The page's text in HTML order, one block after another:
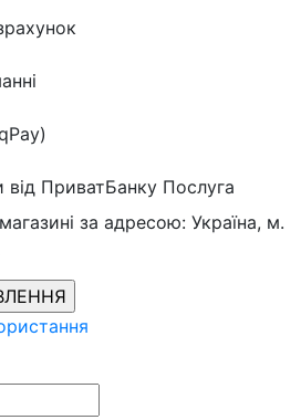
від ПриватБанку Послуга
за адресою: Україна, м.